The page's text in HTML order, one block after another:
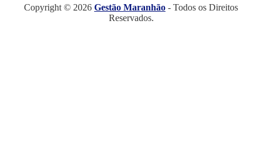
Copyright © 2026 Gestão Maranhão - Todos os Direitos
Reservados.